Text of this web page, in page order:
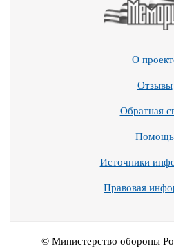
О
Отзывы
Обратная
Помощь
Источники
Правовая
© Министерство обороны